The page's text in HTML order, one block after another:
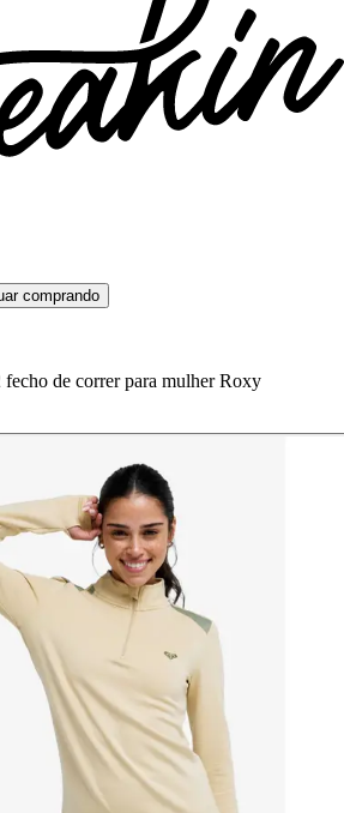
comprando
de correr para mulher Roxy